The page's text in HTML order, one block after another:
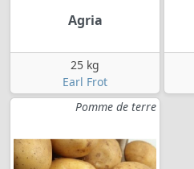
Agria
25 kg
Earl Frot
Pomme de terre